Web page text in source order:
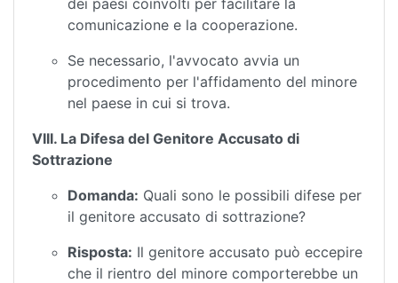
dei paesi coinvolti per facilitare la
comunicazione e la cooperazione.
Se necessario, l'avvocato avvia un
procedimento per l'affidamento del minore
nel paese in cui si trova.
VIII. La Difesa del Genitore Accusato di
Sottrazione
Domanda: Quali sono le possibili difese per
il genitore accusato di sottrazione?
Risposta: Il genitore accusato può eccepire
che il rientro del minore comporterebbe un